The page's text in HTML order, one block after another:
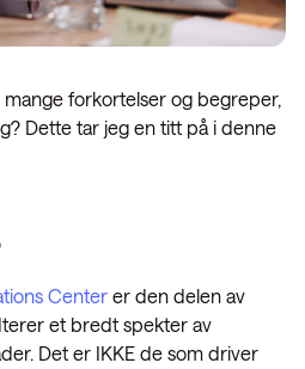
forkortelser og begreper,
Dette tar jeg en titt på i denne
Center er den delen av
et bredt spekter av
Det er IKKE de som driver